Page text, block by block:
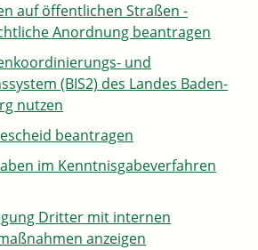
auf öffentlichen Straßen -
Anordnung beantragen
und
(BIS2) des Landes Baden-
nutzen
beantragen
im Kenntnisgabeverfahren
Dritter mit internen
anzeigen